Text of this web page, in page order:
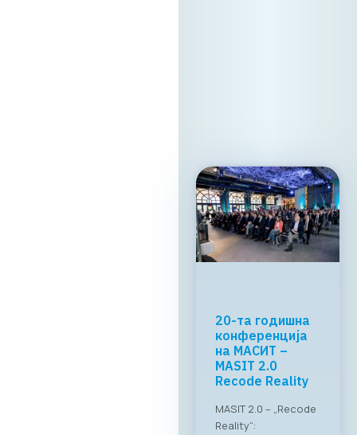
МАСИТ и
RAGUSA Group:
„CONNECT &
TASTE“
реализиран
„CONNECT & TASTE“: